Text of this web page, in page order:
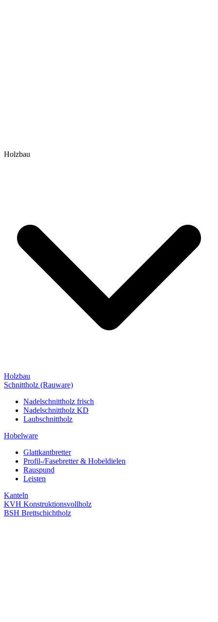
Holzbau
Holzbau
Schnittholz (Rauware)
Nadelschnittholz frisch
Nadelschnittholz KD
Laubschnittholz
Hobelware
Glattkantbretter
Profil-/Fasebretter & Hobeldielen
Rauspund
Leisten
Kanteln
KVH Konstruktionsvollholz
BSH Brettschichtholz